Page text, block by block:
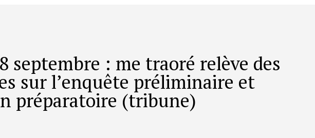
septembre : me traoré relève des
sur l’enquête préliminaire et
préparatoire (tribune)